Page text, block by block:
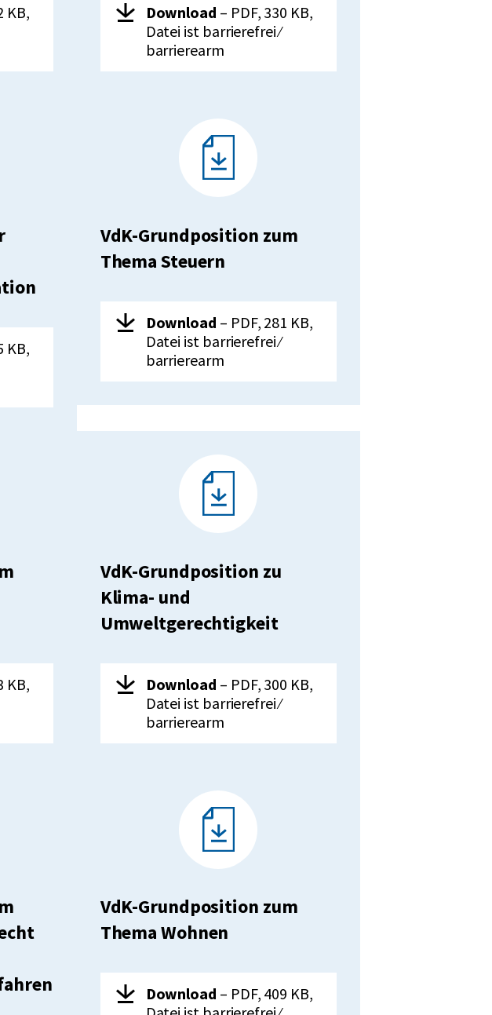
KB,
Herunterladen:
Download VdK-
Grundposition
zum
Thema
2023
– PDF, 330 KB,
Datei ist barrierefrei ⁄
barrierearm
KB,
VdK-Grundposition zum
Thema Steuern
Herunterladen:
Download VdK-
Grundposition
zum
Thema
– PDF, 281 KB,
Datei ist barrierefrei ⁄
barrierearm
KB,
VdK-Grundposition zu
Klima- und
Umweltgerechtigkeit
Herunterladen:
Download VdK-
Grundposition
zu
Klima-
– PDF, 300 KB,
Datei ist barrierefrei ⁄
barrierearm
VdK-Grundposition zum
Thema Wohnen
Herunterladen:
Download VdK-
– PDF, 409 KB,